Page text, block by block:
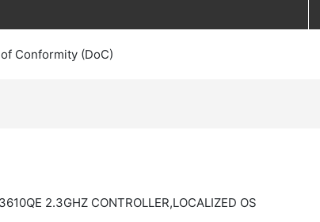
Conformity (DoC)
2.3GHZ CONTROLLER,LOCALIZED OS